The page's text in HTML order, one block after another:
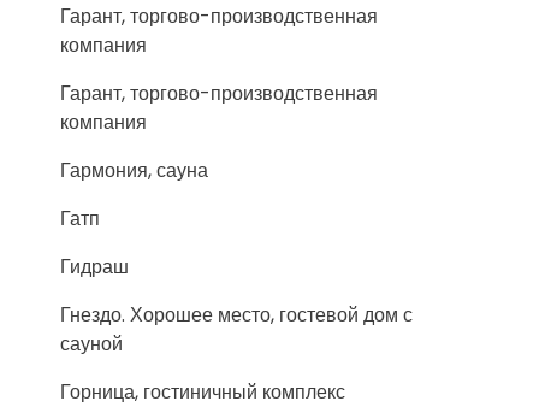
Гарант, торгово-производственная
компания
Гарант, торгово-производственная
компания
Гармония, сауна
Гатп
Гидраш
Гнездо. Хорошее место, гостевой дом с
сауной
Горница, гостиничный комплекс